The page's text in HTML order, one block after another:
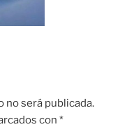
no será publicada.
con *